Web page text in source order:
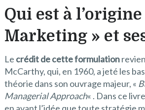
Qui est à
Marketing » et
Le crédit de cette formulation
McCarthy, qui, en 1960, a jeté les
théorie dans son ouvrage majeur, «
Managerial Approach« . Dans ce